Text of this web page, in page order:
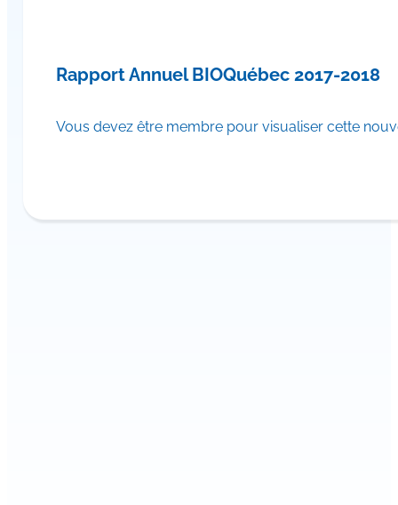
Rapport Annuel BIOQuébec 2017-2018
Vous devez être membre pour visualiser cette